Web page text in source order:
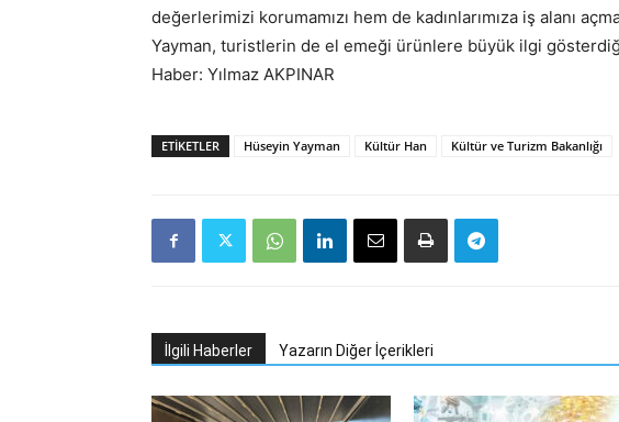
değerlerimizi korumamızı hem de kadınlarımıza iş alanı
Yayman, turistlerin de el emeği ürünlere büyük ilgi
Haber: Yılmaz AKPINAR
ETIKETLER Hüseyin Yayman Kültür Han Kültür ve Turizm Bakanlığı
İlgili Haberler Yazarın Diğer İçerikleri